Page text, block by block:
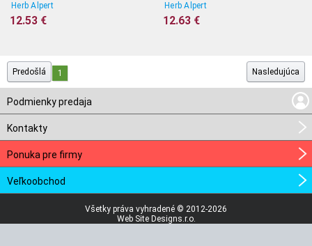
Herb Alpert
12.53 €
Herb Alpert
12.63 €
Predošlá 1 Nasledujúca
Podmienky predaja
Kontakty
Ponuka pre firmy
Veľkoobchod
Všetky práva vyhradené © 2012-2026
Web Site Designs.r.o.